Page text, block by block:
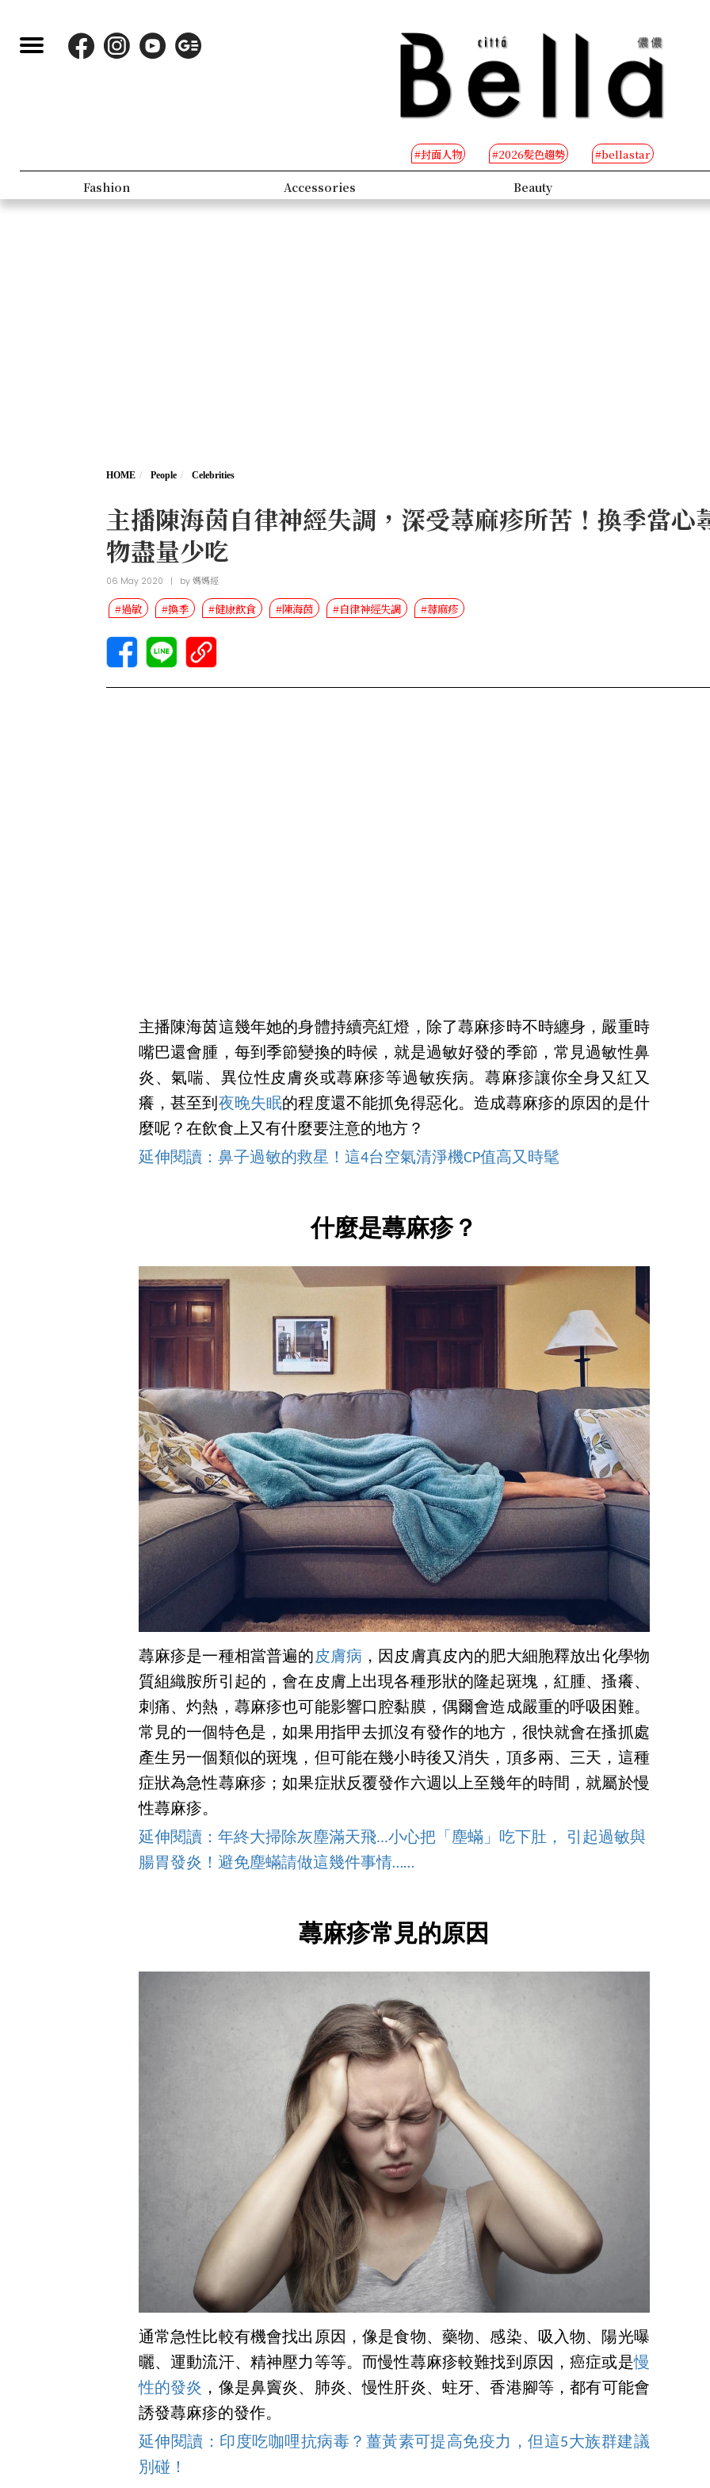
#封面人物 #2026髮色趨勢 #bellastar
Fashion Accessories Beauty
HOME People Celebrities
主播陳海茵自律神經失調，深受蕁麻疹所苦！換季當心
物盡量少吃
06 May 2020 | by媽媽經
#過敏 #換季 #健康飲食 #陳海茵 #自律神經失調 #蕁麻疹
主播陳海茵這幾年她的身體持續亮紅燈，除了蕁麻疹時不時纏身，嚴重時
嘴巴還會腫，每到季節變換的時候，就是過敏好發的季節，常見過敏性鼻
炎、氣喘、異位性皮膚炎或蕁麻疹等過敏疾病。蕁麻疹讓你全身又紅又
癢，甚至到 夜晚失眠的程度還不能抓免得惡化。造成蕁麻疹的原因的是什
麼呢？在飲食上又有什麼要注意的地方？
延伸閱讀：鼻子過敏的救星！這4台空氣清淨機CP值高又時髦
什麼是蕁麻疹？
蕁麻疹是一種相當普遍的 皮膚病 ，因皮膚真皮內的肥大細胞釋放出化學物
質組織胺所引起的，會在皮膚上出現各種形狀的隆起斑塊，紅腫、搔癢、
刺痛、灼熱，蕁麻疹也可能影響口腔黏膜，偶爾會造成嚴重的呼吸困難。
常見的一個特色是，如果用指甲去抓沒有發作的地方，很快就會在搔抓處
產生另一個類似的斑塊，但可能在幾小時後又消失，頂多兩、三天，這種
症狀為急性蕁麻疹；如果症狀反覆發作六週以上至幾年的時間，就屬於慢
性蕁麻疹。
延伸閱讀：年終大掃除灰塵滿天飛...小心把「塵蟎」吃下肚， 引起過敏與
腸胃發炎！避免塵蟎請做這幾件事情……
蕁麻疹常見的原因
通常急性比較有機會找出原因，像是食物、藥物、感染、吸入物、陽光曝
曬、運動流汗、精神壓力等等。而慢性蕁麻疹較難找到原因，癌症或是慢
性的發炎 ，像是鼻竇炎、肺炎、慢性肝炎、蛀牙、香港腳等，都有可能會
誘發蕁麻疹的發作。
延伸閱讀：印度吃咖哩抗病毒？薑黃素可提高免疫力，但這5大族群建議
別碰！